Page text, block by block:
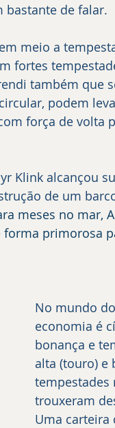
bastante de falar.
fortes
também que
podem
força de volta
de um
meses no mar,
primorosa
No mundo
economia é
bonança e
alta (touro) e
tempestades
trouxeram
Uma carteira